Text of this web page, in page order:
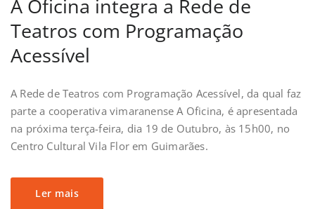
A Oficina integra a Rede de
Teatros com Programação
Acessível
A Rede de Teatros com Programação Acessível, da qual faz
parte a cooperativa vimaranense A Oficina, é apresentada
na próxima terça-feira, dia 19 de Outubro, às 15h00, no
Centro Cultural Vila Flor em Guimarães.
Ler mais